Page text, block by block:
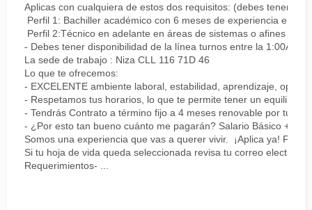
Aplicas con cualquiera de estos dos requisitos: (debes tener
Perfil 1: Bachiller académico con 6 meses de experiencia en
Perfil 2:Técnico en adelante en áreas de sistemas o afines
- Debes tener disponibilidad de la línea turnos entre la 1:00AM
La sede de trabajo : Niza CLL 116 71D 46
Lo que te ofrecemos:
- EXCELENTE ambiente laboral, estabilidad, aprendizaje,
- Respetamos tus horarios, lo que te permite tener un equilibrio
- Tendrás Contrato a término fijo a 4 meses renovable por tu
- ¿Por esto tan bueno cuánto me pagarán? Salario Básico +
Somos una experiencia que vas a querer vivir. ¡Aplica ya!
Si tu hoja de vida queda seleccionada revisa tu correo
Requerimientos- ...